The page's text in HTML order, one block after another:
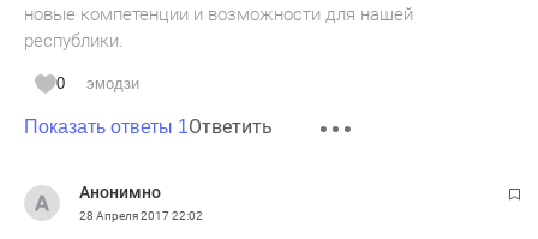
новые компетенции и возможности для нашей
республики.
0 эмодзи
Показать ответы 1Ответить
Анонимно
28 Апреля 201722:02